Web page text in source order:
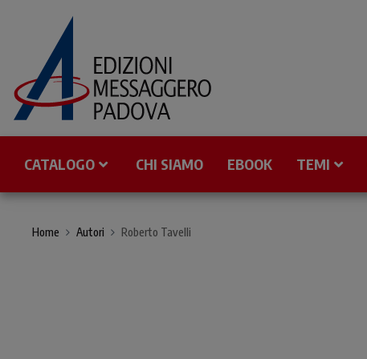
CATALOGO CHI SIAMO EBOOK TEMI
Home Autori Roberto Tavelli